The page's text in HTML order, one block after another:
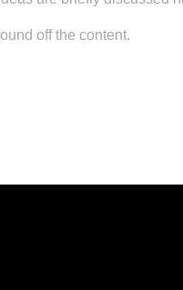
off the content.